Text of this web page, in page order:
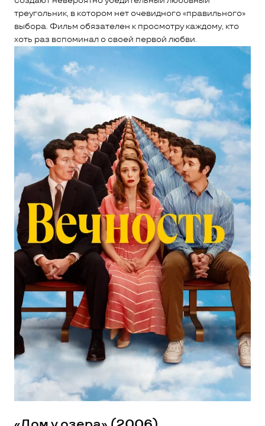
треугольник, в котором нет очевидного «правильного»
выбора. Фильм обязателен к просмотру каждому, кто
хоть раз вспоминал о своей первой любви.